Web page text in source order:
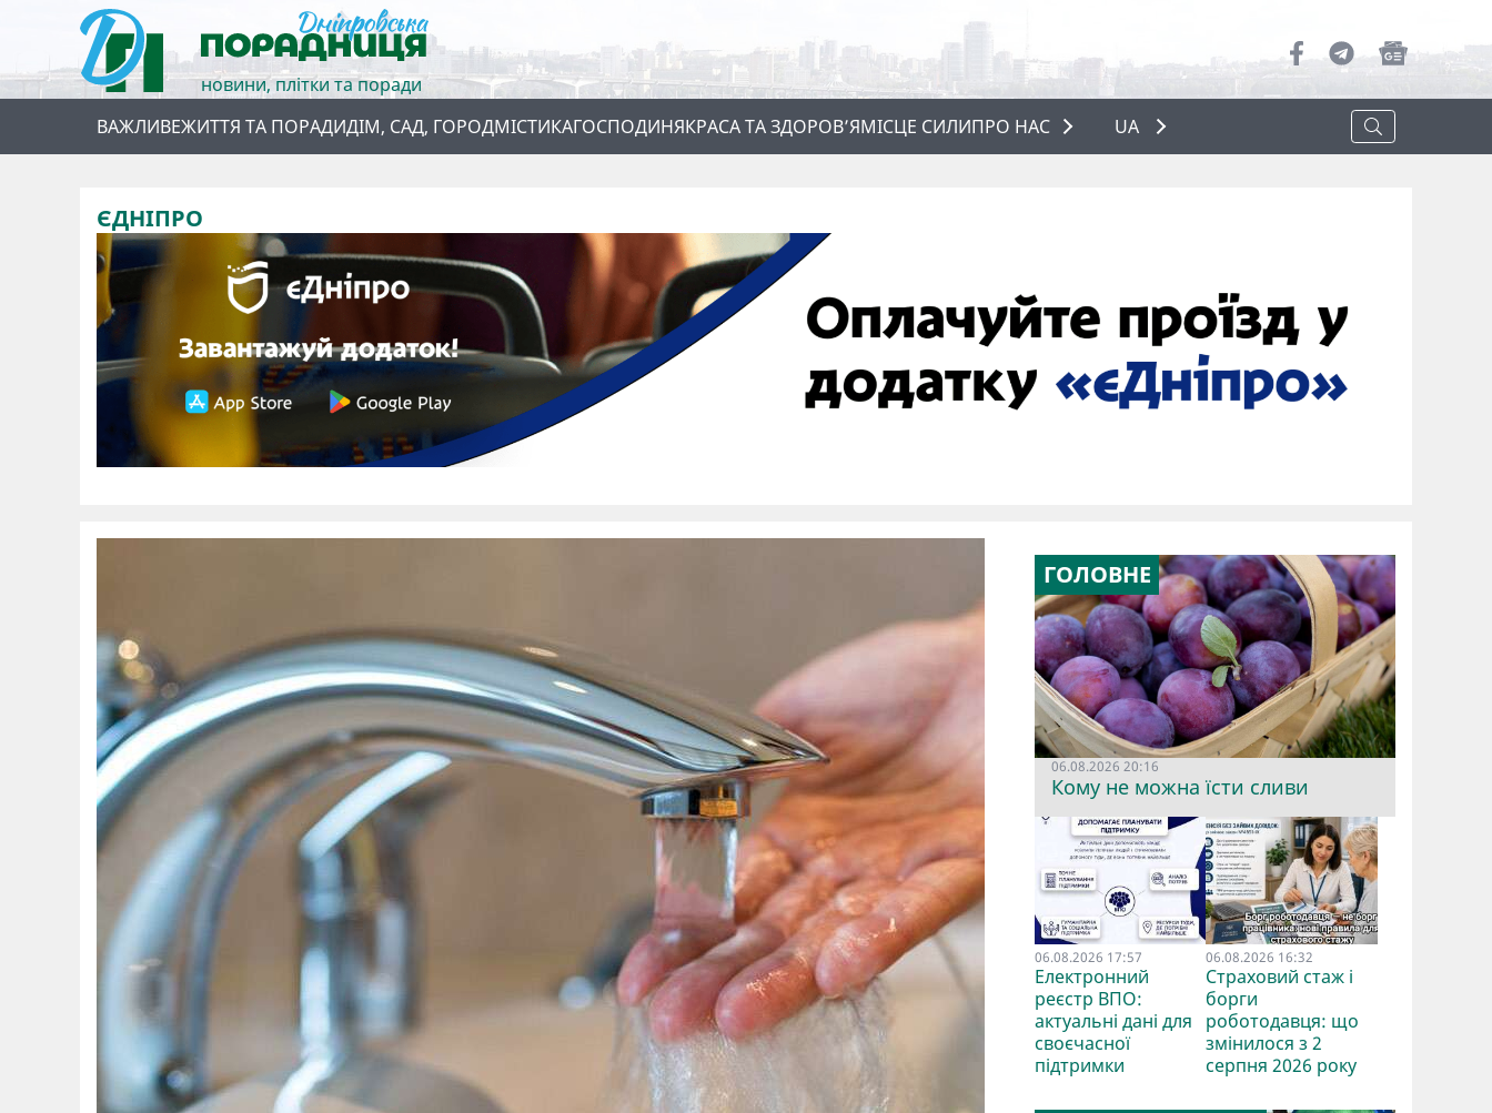
новини, плітки та поради
ВАЖЛИВЕЖИТТЯ ТА ПОРАДИДІМ, САД, ГОРОДМІСТИКАГОСПОДИНЯКРАСА ТА ЗДОРОВ’ЯМІСЦЕ СИЛИПРО НАС
ПРО НАС
UA
ЄДНІПРО
ГОЛОВНЕ
06.08.2026 20:16
Кому не можна їсти сливи
06.08.2026 17:57
Електронний
реєстр ВПО:
актуальні дані для
своєчасної
підтримки
06.08.2026 16:32
Страховий стаж і
борги
роботодавця: що
змінилося з 2
серпня 2026 року